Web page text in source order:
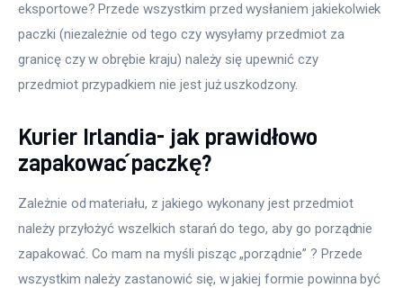
eksportowe? Przede wszystkim przed wysłaniem jakiekolwiek
paczki (niezależnie od tego czy wysyłamy przedmiot za
granicę czy w obrębie kraju) należy się upewnić czy
przedmiot przypadkiem nie jest już uszkodzony.
Kurier Irlandia- jak prawidłowo
zapakować paczkę?
Zależnie od materiału, z jakiego wykonany jest przedmiot
należy przyłożyć wszelkich starań do tego, aby go porządnie
zapakować. Co mam na myśli pisząc „porządnie” ? Przede
wszystkim należy zastanowić się, w jakiej formie powinna być